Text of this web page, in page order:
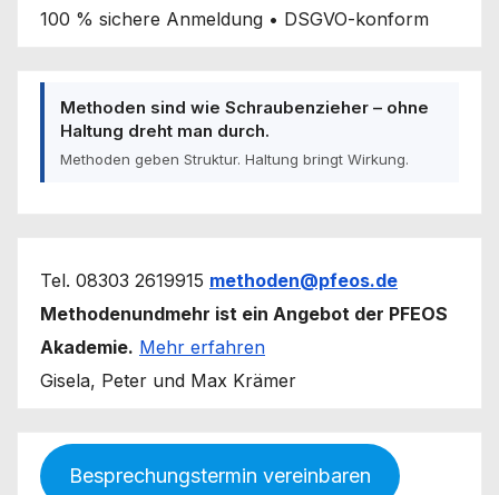
100 % sichere Anmeldung • DSGVO-konform
Methoden sind wie Schraubenzieher – ohne
Haltung dreht man durch.
Methoden geben Struktur. Haltung bringt Wirkung.
Tel. 08303 2619915 methoden@pfeos.de
Methodenundmehr ist ein Angebot der PFEOS
Akademie. Mehr erfahren
Gisela, Peter und Max Krämer
Besprechungstermin vereinbaren